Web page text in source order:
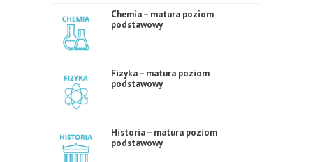
Chemia – matura poziom
podstawowy
Fizyka – matura poziom
podstawowy
Historia – matura poziom
podstawowy